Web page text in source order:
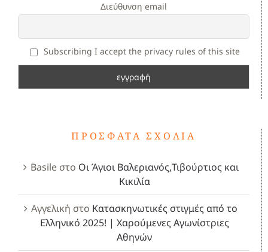
Διεύθυνση email
Subscribing I accept the privacy rules of this site
ΠΡΌΣΦΑΤΑ ΣΧΌΛΙΑ
Basileστο Οι Άγιοι Βαλεριανός,Τιβούρτιος και
Κικιλία
Αγγελική στο Κατασκηνωτικές στιγμές από το
Ελληνικό 2025! | Χαρούμενες Αγωνίστριες
Αθηνών